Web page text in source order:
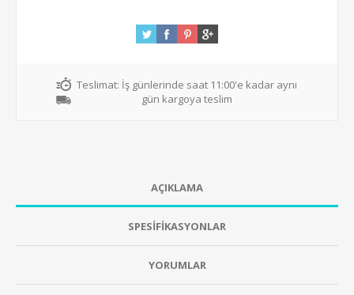
Teslimat: İş günlerinde saat 11:00'e kadar aynı
gün kargoya teslim
AÇIKLAMA
SPESİFİKASYONLAR
YORUMLAR